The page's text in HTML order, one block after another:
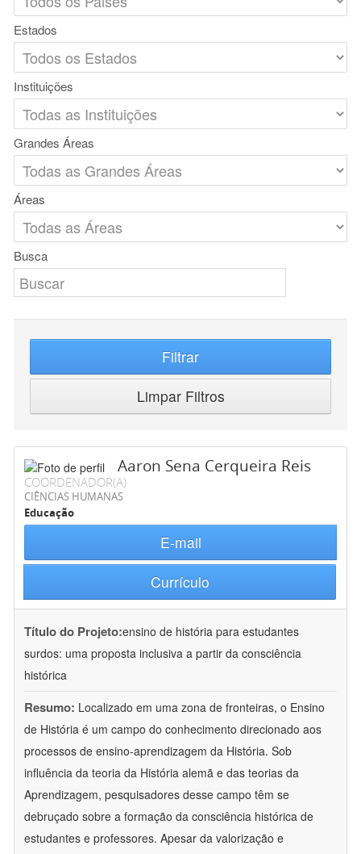
Estados
Instituições
Grandes Áreas
Áreas
Busca
Filtrar
Limpar Filtros
Aaron Sena Cerqueira Reis
COORDENADOR(A)
CIÊNCIAS HUMANAS
Educação
E-mail
Currículo
Título do Projeto:ensino de história para estudantes
surdos: uma proposta inclusiva a partir da consciência
histórica
Resumo: Localizado em uma zona de fronteiras, o Ensino
de História é um campo do conhecimento direcionado aos
processos de ensino-aprendizagem da História. Sob
influência da teoria da História alemã e das teorias da
Aprendizagem, pesquisadores desse campo têm se
debruçado sobre a formação da consciência histórica de
estudantes e professores. Apesar da valorização e